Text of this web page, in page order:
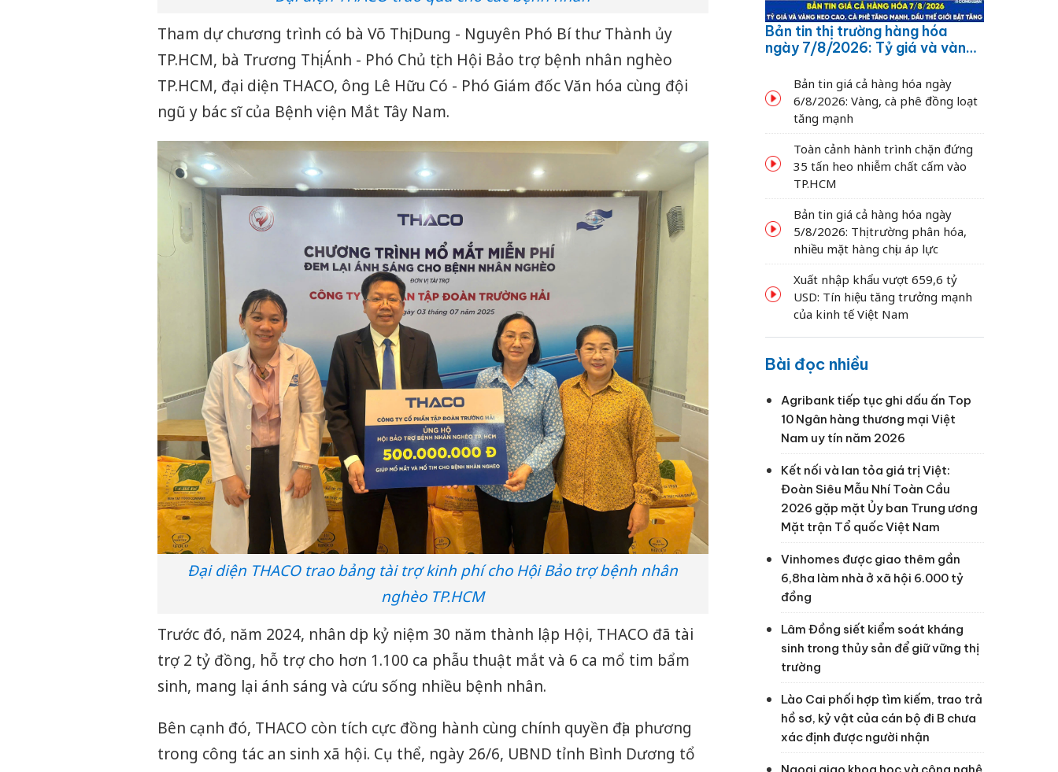
Tham dự chương trình có bà Võ Thị Dung - Nguyên Phó Bí thư Thành ủy
TP.HCM, bà Trương Thị Ánh - Phó Chủ tịch Hội Bảo trợ bệnh nhân nghèo
TP.HCM, đại diện THACO, ông Lê Hữu Có - Phó Giám đốc Văn hóa cùng đội
ngũ y bác sĩ của Bệnh viện Mắt Tây Nam.
Đại diện THACO trao bảng tài trợ kinh phí cho Hội Bảo trợ bệnh nhân
nghèo TP.HCM
Trước đó, năm 2024, nhân dịp kỷ niệm 30 năm thành lập Hội, THACO đã tài
trợ 2 tỷ đồng, hỗ trợ cho hơn 1.100 ca phẫu thuật mắt và 6 ca mổ tim bẩm
sinh, mang lại ánh sáng và cứu sống nhiều bệnh nhân.
Bên cạnh đó, THACO còn tích cực đồng hành cùng chính quyền địa phương
trong công tác an sinh xã hội. Cụ thể, ngày 26/6, UBND tỉnh Bình Dương tổ
Bản tin thị trường hàng hóa
ngày 7/8/2026: Tỷ giá và vàng
dầu thế giới bật tăng
Bản tin giá cả hàng hóa ngày
6/8/2026: Vàng, cà phê đồng loạt
tăng mạnh
Toàn cảnh hành trình chặn đứng
35 tấn heo nhiễm chất cấm vào
TP.HCM
Bản tin giá cả hàng hóa ngày
5/8/2026: Thị trường phân hóa,
nhiều mặt hàng chịu áp lực
Xuất nhập khẩu vượt 659,6 tỷ
USD: Tín hiệu tăng trưởng mạnh
của kinh tế Việt Nam
Bài đọc nhiều
Agribank tiếp tục ghi dấu ấn Top
10 Ngân hàng thương mại Việt
Nam uy tín năm 2026
Kết nối và lan tỏa giá trị Việt:
Đoàn Siêu Mẫu Nhí Toàn Cầu
2026 gặp mặt Ủy ban Trung ương
Mặt trận Tổ quốc Việt Nam
Vinhomes được giao thêm gần
6,8ha làm nhà ở xã hội 6.000 tỷ
đồng
Lâm Đồng siết kiểm soát kháng
sinh trong thủy sản để giữ vững thị
trường
Lào Cai phối hợp tìm kiếm, trao trả
hồ sơ, kỷ vật của cán bộ đi B chưa
xác định được người nhận